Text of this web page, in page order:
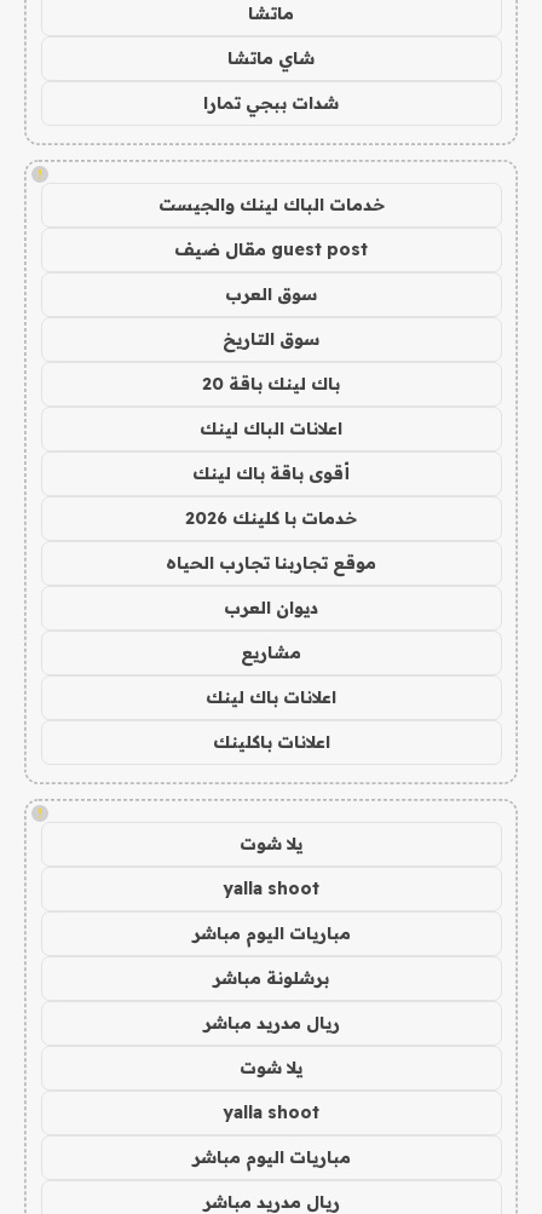
ماتشا
شاي ماتشا
شدات ببجي تمارا
!
خدمات الباك لينك والجيست
guest post مقال ضيف
سوق العرب
سوق التاريخ
باك لينك باقة 20
اعلانات الباك لينك
أقوى باقة باك لينك
خدمات با كلينك 2026
موقع تجاربنا تجارب الحياه
ديوان العرب
مشاريع
اعلانات باك لينك
اعلانات باكلينك
!
يلا شوت
yalla shoot
مباريات اليوم مباشر
برشلونة مباشر
ريال مدريد مباشر
يلا شوت
yalla shoot
مباريات اليوم مباشر
ريال مدريد مباشر